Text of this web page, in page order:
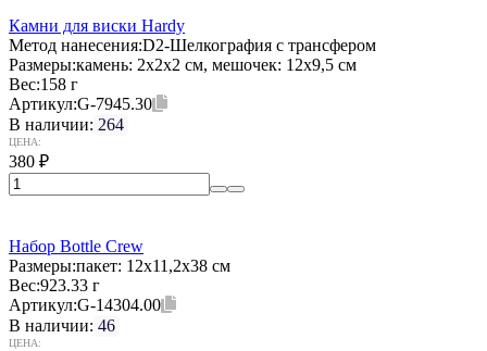
Камни для виски Hardy
Метод нанесения:D2-Шелкография с трансфером
Размеры:камень: 2х2х2 см, мешочек: 12х9,5 см
Вес:158 г
Артикул:G-7945.30
В наличии: 264
ЦЕНА:
380 ₽
Набор Bottle Crew
Размеры:пакет: 12х11,2х38 см
Вес:923.33 г
Артикул:G-14304.00
В наличии: 46
ЦЕНА: